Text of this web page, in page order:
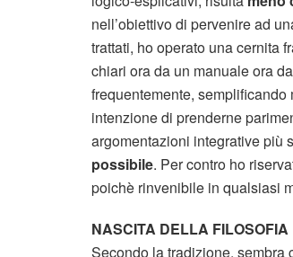
nell’obiettivo di pervenire ad
trattati, ho operato una cernita
chiari ora da un manuale ora
frequentemente,
intenzione di prenderne
argomentazioni integrative più
possibile. Per contro ho
poichè rinvenibile in qualsiasi
NASCITA DELLA FILOSOFIA
Secondo la tradizione, sembra